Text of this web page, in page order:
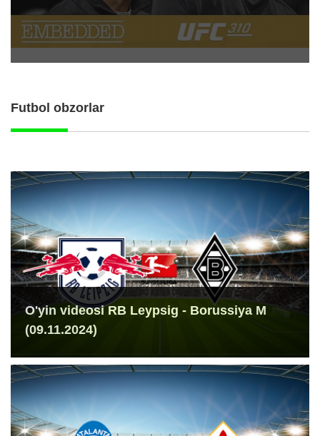
Futbol obzorlar
O'yin videosi RB Leypsig - Borussiya M
(09.11.2024)